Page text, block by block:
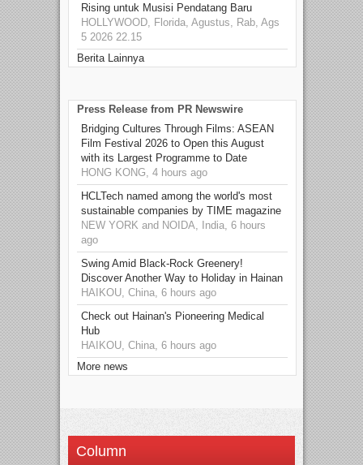
Rising untuk Musisi Pendatang Baru
HOLLYWOOD, Florida, Agustus, Rab, Ags
5 2026 22.15
Berita Lainnya
Press Release from PR Newswire
Bridging Cultures Through Films: ASEAN
Film Festival 2026 to Open this August
with its Largest Programme to Date
HONG KONG, 4 hours ago
HCLTech named among the world's most
sustainable companies by TIME magazine
NEW YORK and NOIDA, India, 6 hours
ago
Swing Amid Black‑Rock Greenery!
Discover Another Way to Holiday in Hainan
HAIKOU, China, 6 hours ago
Check out Hainan's Pioneering Medical
Hub
HAIKOU, China, 6 hours ago
More news
Column